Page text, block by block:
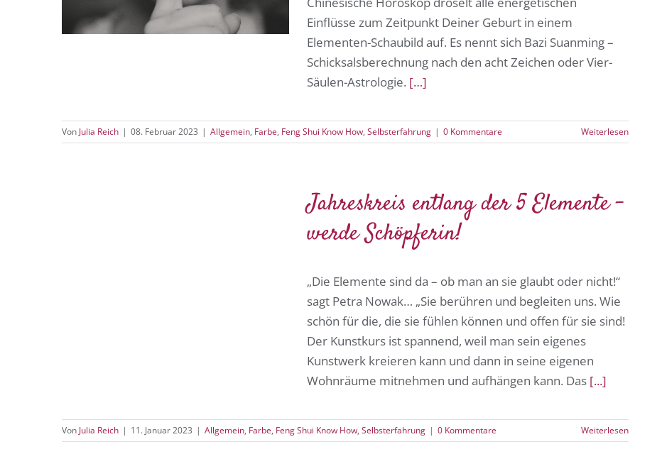
Einflüsse zum Zeitpunkt Deiner Geburt in einem
Elementen-Schaubild auf. Es nennt sich Bazi Suanming –
Schicksalsberechnung nach den acht Zeichen oder Vier-
Säulen-Astrologie. […]
Von Julia Reich | 08. Februar 2023 | Allgemein, Farbe, Feng Shui Know How, Selbsterfahrung | 0 Kommentare Weiterlesen
Jahreskreis entlang der 5 Elemente –
werde Schöpferin!
„Die Elemente sind da – ob man an sie glaubt oder nicht!“
sagt Petra Nowak… „Sie berühren und begleiten uns. Wie
schön für die, die sie fühlen können und offen für sie sind!
Der Kunstkurs ist spannend, weil man sein eigenes
Kunstwerk kreieren kann und dann in seine eigenen
Wohnräume mitnehmen und aufhängen kann. Das [...]
Von Julia Reich | 11. Januar 2023 | Allgemein, Farbe, Feng Shui Know How, Selbsterfahrung | 0 Kommentare Weiterlesen